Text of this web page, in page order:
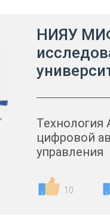
НИЯУ
Технология
цифровой
управления
10